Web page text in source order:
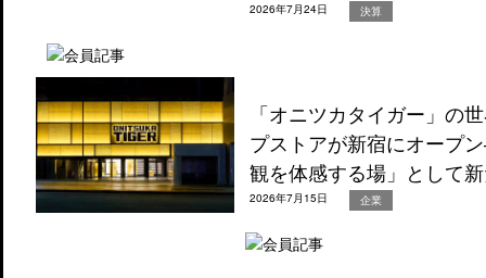
2026年7月24日 決算
「オニツカタイガー」の
プストアが新宿にオープ
観を体感する場」として
2026年7月15日 企業